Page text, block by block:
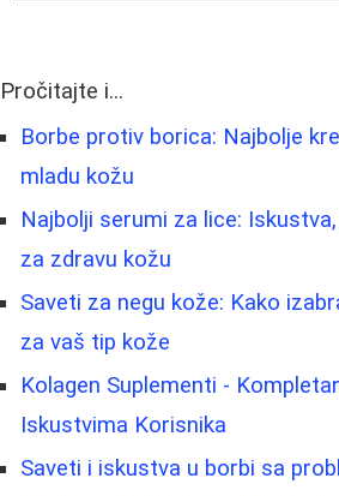
Pročitajte i...
Borbe protiv borica: Najbolje
mladu kožu
Najbolji serumi za lice:
za zdravu kožu
Saveti za negu kože: Kako
za vaš tip kože
Kolagen Suplementi -
Iskustvima Korisnika
Saveti i iskustva u borbi sa